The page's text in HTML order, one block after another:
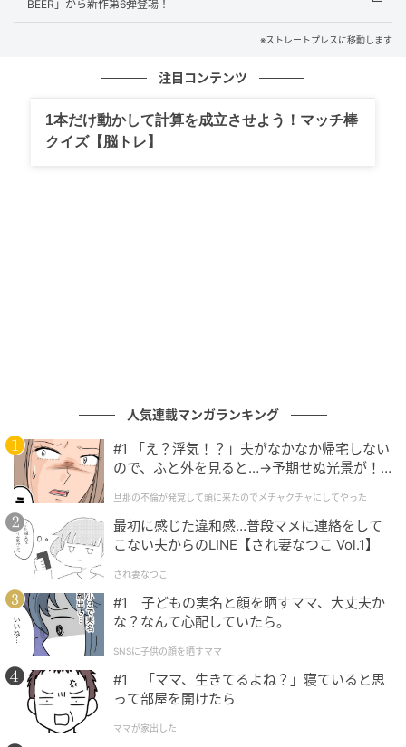
受け、「毎週通って継続的に成長できる」スクールと
国展開を目指す子ども向けドローンスクール「ドロー
ンアップ」が監修している。多くの子どもたちを指導
してきた実績に裏打ちされた体系的なプログラムを採
用し、同校はその認定校として運営している。
ストレートプレス
BEER」から新作第6弾登場！
※ストレートプレスに移動します
注目コンテンツ
1本だけ動かして計算を成立させよう！マッチ棒
クイズ【脳トレ】
人気連載マンガランキング
#1 「え？浮気！？」夫がなかなか帰宅しない
ので、ふと外を見ると…→予期せぬ光景が！
クチャにしてやった
旦那の不倫が発覚して頭に来たのでメチャクチャにしてやった
最初に感じた違和感…普段マメに連絡をして
こない夫からのLINE【され妻なつこ Vol.1】
され妻なつこ
#1 子どもの実名と顔を晒すママ、大丈夫か
な？なんて心配していたら。
SNSに子供の顔を晒すママ
#1 「ママ、生きてるよね？」寝ていると思
って部屋を開けたら
ママが家出した